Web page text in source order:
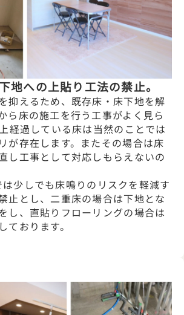
地への上貼り工法の禁止。
抑えるため、既存床・床下地を解
ら床の施工を行う工事がよく見ら
経過している床は当然のことでは
が存在します。またその場合は床
し工事として対応しもらえないの
少しでも床鳴りのリスクを軽減す
止とし、二重床の場合は下地とな
し、直貼りフローリングの場合は
ております。